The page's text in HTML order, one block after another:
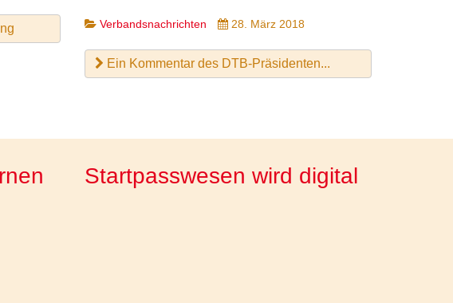
Verbandsnachrichten 28. März 2018
Ein Kommentar des DTB-Präsidenten...
Startpasswesen wird digital